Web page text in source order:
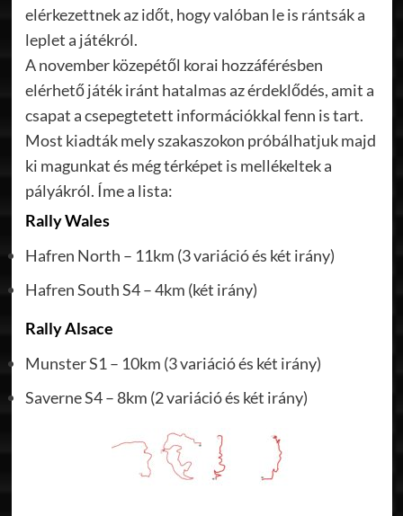
elérkezettnek az időt, hogy valóban le is rántsák a
leplet a játékról.
A november közepétől korai hozzáférésben
elérhető játék iránt hatalmas az érdeklődés, amit a
csapat a csepegtetett információkkal fenn is tart.
Most kiadták mely szakaszokon próbálhatjuk majd
ki magunkat és még térképet is mellékeltek a
pályákról. Íme a lista:
Rally Wales​
Hafren North – 11km (3 variáció és két irány)
Hafren South S4 – 4km (két irány)
Rally Alsace​
Munster S1 – 10km (3 variáció és két irány)
Saverne S4 – 8km (2 variáció és két irány)